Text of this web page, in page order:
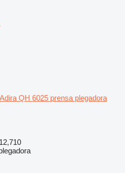
Adira QH 6025 prensa plegadora